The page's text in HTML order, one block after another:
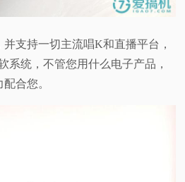
支持一切主流唱K和直播平台，
系统，不管您用什么电子产品，
合您。